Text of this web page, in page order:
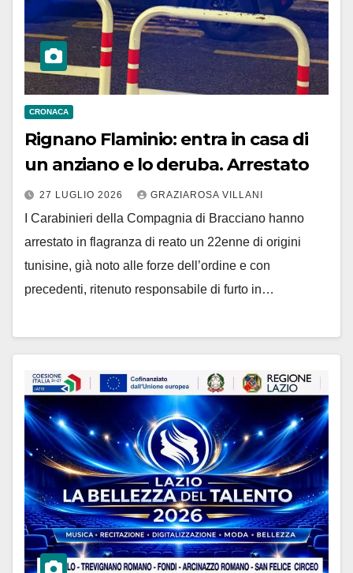
CRONACA
Rignano Flaminio: entra in casa di
un anziano e lo deruba. Arrestato
27 LUGLIO 2026 GRAZIAROSA VILLANI
I Carabinieri della Compagnia di Bracciano hanno
arrestato in flagranza di reato un 22enne di origini
tunisine, già noto alle forze dell’ordine e con
precedenti, ritenuto responsabile di furto in…